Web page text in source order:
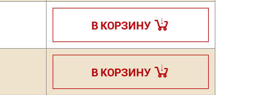
В КОРЗИНУ
В КОРЗИНУ